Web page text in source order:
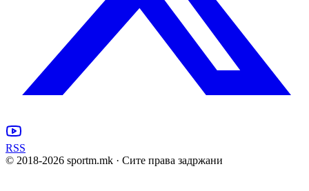
RSS
© 2018-2026 sportm.mk · Сите права задржани